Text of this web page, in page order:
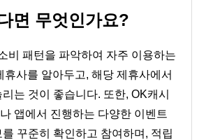
면 무엇인가요?
비 패턴을 파악하여 자주 이용하는
휴사를 알아두고, 해당 제휴사에서
는 것이 좋습니다. 또한, OK캐시
앱에서 진행하는 다양한 이벤트
꾸준히 확인하고 참여하며, 적립